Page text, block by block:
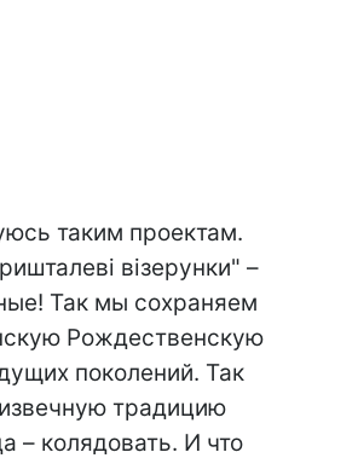
таким проектам.
візерунки" –
Так мы сохраняем
Рождественскую
поколений. Так
традицию
– колядовать. И что